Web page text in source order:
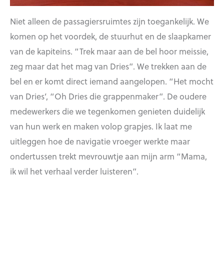
Niet alleen de passagiersruimtes zijn toegankelijk. We
komen op het voordek, de stuurhut en de slaapkamer
van de kapiteins. “Trek maar aan de bel hoor meissie,
zeg maar dat het mag van Dries”. We trekken aan de
bel en er komt direct iemand aangelopen. “Het mocht
van Dries’, “Oh Dries die grappenmaker”. De oudere
medewerkers die we tegenkomen genieten duidelijk
van hun werk en maken volop grapjes. Ik laat me
uitleggen hoe de navigatie vroeger werkte maar
ondertussen trekt mevrouwtje aan mijn arm “Mama,
ik wil het verhaal verder luisteren”.